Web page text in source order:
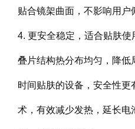
贴合镜架曲面，不影响用户
4. 更安全稳定，适合贴肤使
叠片结构热分布均匀，降低
时间贴肤的设备，安全性
术，有效减少发热，延长电